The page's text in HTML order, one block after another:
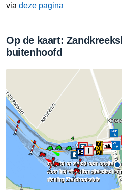
via deze pagina
Op de kaart:
buitenhoofd
opgelet er steekt een
voor het visnetten staketsel
richting Zandreeksluis